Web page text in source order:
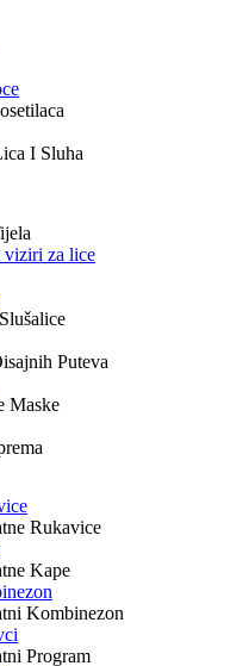
viziri za lice